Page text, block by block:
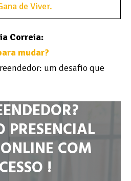
de Viver.
Correia:
mudar?
um desafio que
PRESENCIAL
COM
!